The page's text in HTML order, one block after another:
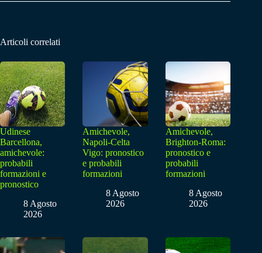
Articoli correlati
Udinese
Barcellona,
amichevole:
probabili
formazioni e
pronostico
8 Agosto
2026
Amichevole,
Napoli-Celta
Vigo: pronostico
e probabili
formazioni
8 Agosto
2026
Amichevole,
Brighton-Roma:
pronostico e
probabili
formazioni
8 Agosto
2026